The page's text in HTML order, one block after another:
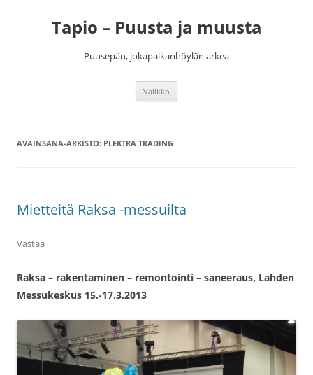
Tapio – Puusta ja muusta
Puusepän, jokapaikanhöylän arkea
Valikko
AVAINSANA-ARKISTO: PLEKTRA TRADING
Mietteitä Raksa -messuilta
Vastaa
Raksa – rakentaminen – remontointi – saneeraus, Lahden
Messukeskus 15.-17.3.2013